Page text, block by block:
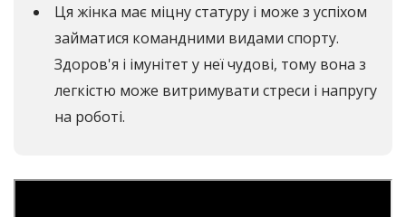
Ця жінка має міцну статуру і може з успіхом
займатися командними видами спорту.
Здоров'я і імунітет у неї чудові, тому вона з
легкістю може витримувати стреси і напругу
на роботі.